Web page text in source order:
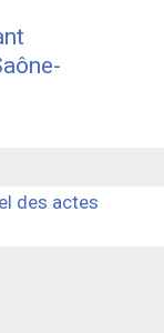
des actes